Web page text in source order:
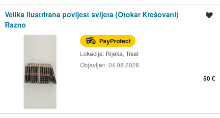
Velika ilustrirana povijest svijeta (Otokar Krešovani)
Razno
PayProtect
Lokacija: Rijeka, Trsat
Objavljen:04.08.2026.
50 €